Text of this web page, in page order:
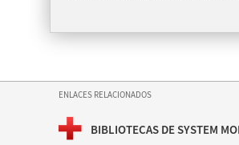
ENLACES RELACIONADOS
BIBLIOTECAS DE SYSTEM